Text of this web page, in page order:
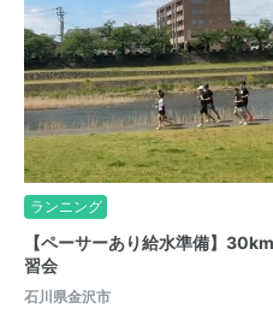
ランニング
【ペーサーあり給水準備】
習会
石川県金沢市